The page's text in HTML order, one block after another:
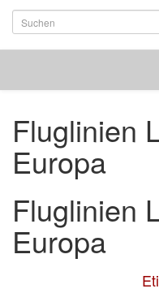
Fluglinien
Europa
Fluglinien
Europa